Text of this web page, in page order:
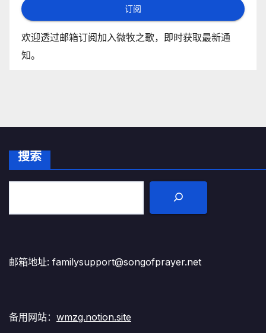
订阅
欢迎透过邮箱订阅加入微牧之歌，即时获取最新通
知。
搜索
邮箱地址: familysupport@songofprayer.net
备用网站： wmzg.notion.site